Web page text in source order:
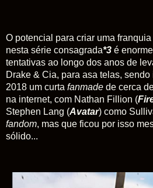
O potencial para criar uma
nesta série consagrada*3 é
tentativas ao longo dos anos de
Drake & Cia, para asa telas,
2018 um curta fanmade de cerca
na internet, com Nathan Fillion (
Stephen Lang (Avatar) como
fandom, mas que ficou por isso
sólido...